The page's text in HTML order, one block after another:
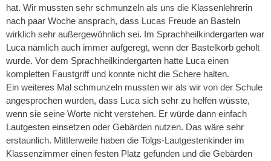
hat. Wir mussten sehr schmunzeln als uns die Klassenlehrerin
nach paar Woche ansprach, dass Lucas Freude an Basteln
wirklich sehr außergewöhnlich sei. Im Sprachheilkindergarten war
Luca nämlich auch immer aufgeregt, wenn der Bastelkorb geholt
wurde. Vor dem Sprachheilkindergarten hatte Luca einen
kompletten Faustgriff und konnte nicht die Schere halten.
Ein weiteres Mal schmunzeln mussten wir als wir von der Schule
angesprochen wurden, dass Luca sich sehr zu helfen wüsste,
wenn sie seine Worte nicht verstehen. Er würde dann einfach
Lautgesten einsetzen oder Gebärden nutzen. Das wäre sehr
erstaunlich. Mittlerweile haben die Tolgs-Lautgestenkinder im
Klassenzimmer einen festen Platz gefunden und die Gebärden